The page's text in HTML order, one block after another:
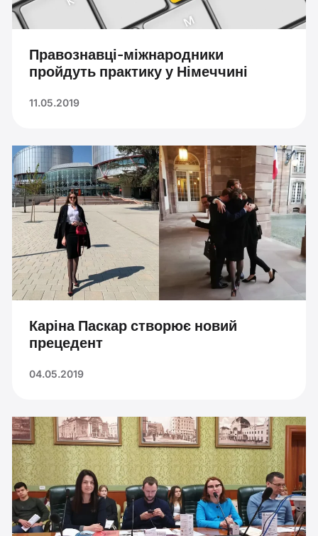
Правознавці-міжнародники
пройдуть практику у Німеччині
11.05.2019
Каріна Паскар створює новий
прецедент
04.05.2019